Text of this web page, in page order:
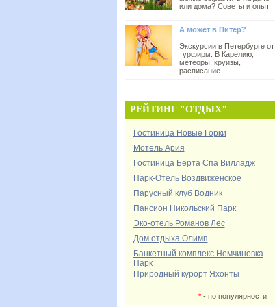
или дома? Советы и опыт.
А может в Питер?
Экскурсии в Петербурге от
турфирм. В Карелию,
метеоры, круизы,
расписание.
РЕЙТИНГ "ОТДЫХ"
Гостиница Новые Горки
Мотель Ария
Гостиница Берта Спа Вилладж
Парк-Отель Воздвиженское
Парусный клуб Водник
Пансион Никольский Парк
Эко-отель Романов Лес
Дом отдыха Олимп
Банкетный комплекс Немчиновка
Парк
Природный курорт Яхонты
*- по популярности